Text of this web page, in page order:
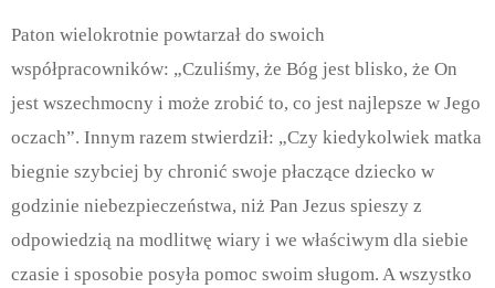
Paton wielokrotnie powtarzał do swoich
współpracowników: „Czuliśmy, że Bóg jest blisko, że On
jest wszechmocny i może zrobić to, co jest najlepsze w Jego
oczach”. Innym razem stwierdził: „Czy kiedykolwiek matka
biegnie szybciej by chronić swoje płaczące dziecko w
godzinie niebezpieczeństwa, niż Pan Jezus spieszy z
odpowiedzią na modlitwę wiary i we właściwym dla siebie
czasie i sposobie posyła pomoc swoim sługom. A wszystko